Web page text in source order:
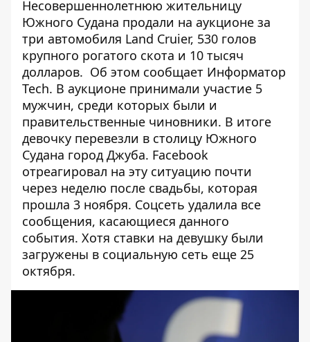
Несовершеннолетнюю жительницу
Южного Судана продали на аукционе за
три автомобиля Land Cruier, 530 голов
крупного рогатого скота и 10 тысяч
долларов. Об этом сообщает Информатор
Tech. В аукционе принимали участие 5
мужчин, среди которых были и
правительственные чиновники. В итоге
девочку перевезли в столицу Южного
Судана город Джуба. Facebook
отреагировал на эту ситуацию почти
через неделю после свадьбы, которая
прошла 3 ноября. Соцсеть удалила все
сообщения, касающиеся данного
события. Хотя ставки на девушку были
загружены в социальную сеть еще 25
октября.